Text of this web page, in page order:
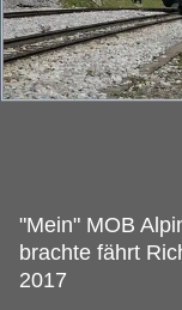
"Mein" MOB
brachte fährt
2017